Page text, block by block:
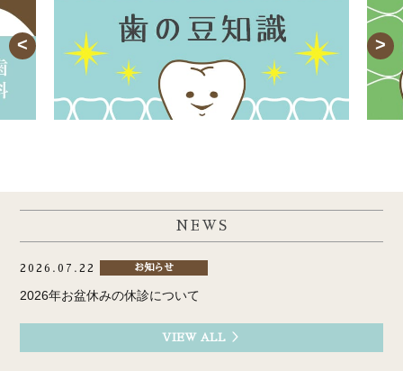
NEWS
2026.07.22 お知らせ
2026年お盆休みの休診について
VIEW ALL ＞